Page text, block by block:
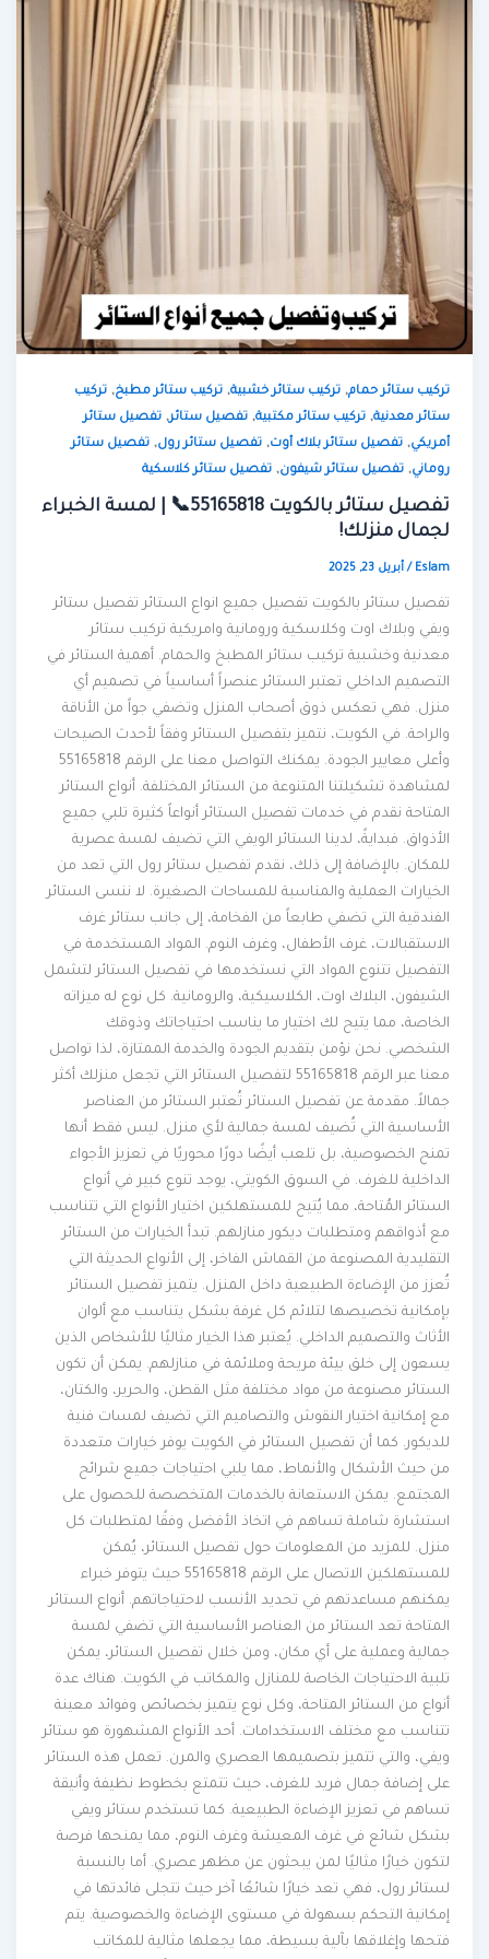
تركيب ستائر حمام,تركيب ستائر خشبية,تركيب ستائر مطبخ,تركيب
ستائر معدنية,تركيب ستائر مكتبية,تفصيل ستائر,تفصيل ستائر
أمريكي,تفصيل ستائر بلاك أوت,تفصيل ستائر رول,تفصيل ستائر
روماني,تفصيل ستائر شيفون,تفصيل ستائر كلاسكية
تفصيل ستائر بالكويت 55165818📞 | لمسة الخبراء
لجمال منزلك!
Eslam
/أبريل 23, 2025
تفصيل ستائر بالكويت تفصيل جميع انواع الستائر تفصيل ستائر
ويفي وبلاك اوت وكلاسكية ورومانية وامريكية تركيب ستائر
معدنية وخشبية تركيب ستائر المطبخ والحمام. أهمية الستائر في
التصميم الداخلي تعتبر الستائر عنصراً أساسياً في تصميم أي
منزل. فهي تعكس ذوق أصحاب المنزل وتضفي جواً من الأناقة
والراحة. في الكويت، نتميز بتفصيل الستائر وفقاً لأحدث الصيحات
وأعلى معايير الجودة. يمكنك التواصل معنا على الرقم 55165818
لمشاهدة تشكيلتنا المتنوعة من الستائر المختلفة. أنواع الستائر
المتاحة نقدم في خدمات تفصيل الستائر أنواعاً كثيرة تلبي جميع
الأذواق. فبدايةً، لدينا الستائر الويفي التي تضيف لمسة عصرية
للمكان. بالإضافة إلى ذلك، نقدم تفصيل ستائر رول التي تعد من
الخيارات العملية والمناسبة للمساحات الصغيرة. لا ننسى الستائر
الفندقية التي تضفي طابعاً من الفخامة، إلى جانب ستائر غرف
الاستقبالات، غرف الأطفال، وغرف النوم. المواد المستخدمة في
التفصيل تتنوع المواد التي نستخدمها في تفصيل الستائر لتشمل
الشيفون، البلاك اوت، الكلاسيكية، والرومانية. كل نوع له ميزاته
الخاصة، مما يتيح لك اختيار ما يناسب احتياجاتك وذوقك
الشخصي. نحن نؤمن بتقديم الجودة والخدمة الممتازة، لذا تواصل
معنا عبر الرقم 55165818 لتفصيل الستائر التي تجعل منزلك أكثر
جمالاً. مقدمة عن تفصيل الستائر تُعتبر الستائر من العناصر
الأساسية التي تُضيف لمسة جمالية لأي منزل. ليس فقط أنها
تمنح الخصوصية، بل تلعب أيضًا دورًا محوريًا في تعزيز الأجواء
الداخلية للغرف. في السوق الكويتي، يوجد تنوع كبير في أنواع
الستائر المُتاحة، مما يُتيح للمستهلكين اختيار الأنواع التي تتناسب
مع أذواقهم ومتطلبات ديكور منازلهم. تبدأ الخيارات من الستائر
التقليدية المصنوعة من القماش الفاخر، إلى الأنواع الحديثة التي
تُعزز من الإضاءة الطبيعية داخل المنزل. يتميز تفصيل الستائر
بإمكانية تخصيصها لتلائم كل غرفة بشكل يتناسب مع ألوان
الأثاث والتصميم الداخلي. يُعتبر هذا الخيار مثاليًا للأشخاص الذين
يسعون إلى خلق بيئة مريحة وملائمة في منازلهم. يمكن أن تكون
الستائر مصنوعة من مواد مختلفة مثل القطن، والحرير، والكتان،
مع إمكانية اختيار النقوش والتصاميم التي تضيف لمسات فنية
للديكور. كما أن تفصيل الستائر في الكويت يوفر خيارات متعددة
من حيث الأشكال والأنماط، مما يلبي احتياجات جميع شرائح
المجتمع. يمكن الاستعانة بالخدمات المتخصصة للحصول على
استشارة شاملة تساهم في اتخاذ الأفضل وفقًا لمتطلبات كل
منزل. للمزيد من المعلومات حول تفصيل الستائر، يُمكن
للمستهلكين الاتصال على الرقم 55165818 حيث يتوفر خبراء
يمكنهم مساعدتهم في تحديد الأنسب لاحتياجاتهم. أنواع الستائر
المتاحة تعد الستائر من العناصر الأساسية التي تضفي لمسة
جمالية وعملية على أي مكان، ومن خلال تفصيل الستائر، يمكن
تلبية الاحتياجات الخاصة للمنازل والمكاتب في الكويت. هناك عدة
أنواع من الستائر المتاحة، وكل نوع يتميز بخصائص وفوائد معينة
تتناسب مع مختلف الاستخدامات. أحد الأنواع المشهورة هو ستائر
ويفي، والتي تتميز بتصميمها العصري والمرن. تعمل هذه الستائر
على إضافة جمال فريد للغرف، حيث تتمتع بخطوط نظيفة وأنيقة
تساهم في تعزيز الإضاءة الطبيعية. كما تستخدم ستائر ويفي
بشكل شائع في غرف المعيشة وغرف النوم، مما يمنحها فرصة
لتكون خيارًا مثاليًا لمن يبحثون عن مظهر عصري. أما بالنسبة
لستائر رول، فهي تعد خيارًا شائعًا آخر حيث تتجلى فائدتها في
إمكانية التحكم بسهولة في مستوى الإضاءة والخصوصية. يتم
فتحها وإغلاقها بآلية بسيطة، مما يجعلها مثالية للمكاتب